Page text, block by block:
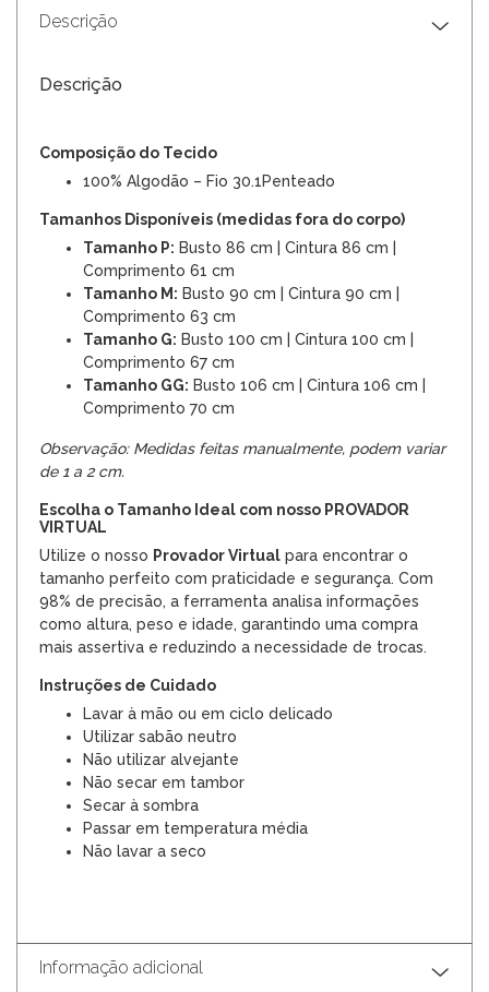
Descrição
Descrição
Composição do Tecido
100% Algodão – Fio 30.1Penteado
Tamanhos Disponíveis (medidas fora do corpo)
Tamanho P: Busto 86 cm | Cintura 86 cm |
Comprimento 61 cm
Tamanho M: Busto 90 cm | Cintura 90 cm |
Comprimento 63 cm
Tamanho G: Busto 100 cm | Cintura 100 cm |
Comprimento 67 cm
Tamanho GG: Busto 106 cm | Cintura 106 cm |
Comprimento 70 cm
Observação: Medidas feitas manualmente, podem variar
de 1 a 2 cm.
Escolha o Tamanho Ideal com nosso PROVADOR
VIRTUAL
Utilize o nosso Provador Virtual para encontrar o
tamanho perfeito com praticidade e segurança. Com
98% de precisão, a ferramenta analisa informações
como altura, peso e idade, garantindo uma compra
mais assertiva e reduzindo a necessidade de trocas.
Instruções de Cuidado
Lavar à mão ou em ciclo delicado
Utilizar sabão neutro
Não utilizar alvejante
Não secar em tambor
Secar à sombra
Passar em temperatura média
Não lavar a seco
Informação adicional